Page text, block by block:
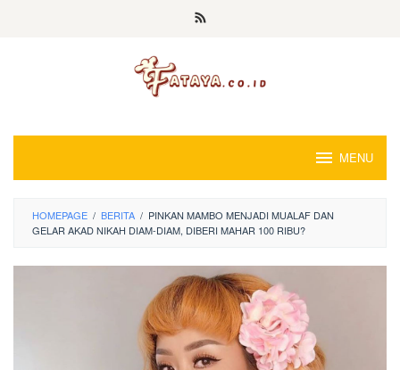
MENU
HOMEPAGE / BERITA / PINKAN MAMBO MENJADI MUALAF DAN
GELAR AKAD NIKAH DIAM-DIAM, DIBERI MAHAR 100 RIBU?